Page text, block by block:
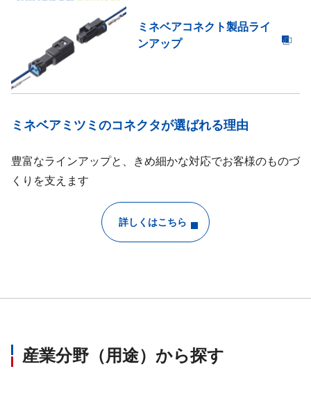
ミネベアコネクト製品ライ
ンアップ
ミネベアミツミのコネクタが選ばれる理由
豊富なラインアップと、きめ細かな対応でお客様のものづ
くりを支えます
詳しくはこちら
産業分野（用途）から探す